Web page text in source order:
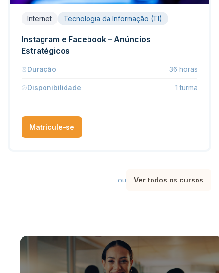
Internet Tecnologia da Informação (TI)
Instagram e Facebook – Anúncios
Estratégicos
Duração 36 horas
Disponibilidade 1 turma
Matricule-se
ou Ver todos os cursos